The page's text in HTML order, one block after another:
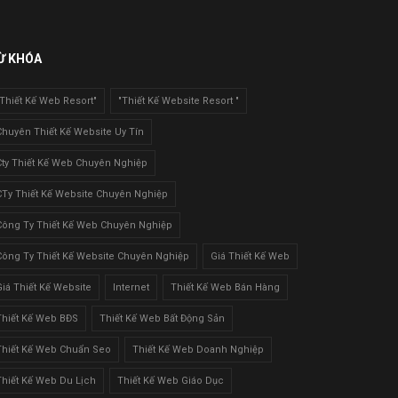
KHÓA
Kế Web Resort" "Thiết Kế Website Resort "
Thiết Kế Website Uy Tín
Thiết Kế Web Chuyên Nghiệp
Thiết Kế Website Chuyên Nghiệp
Ty Thiết Kế Web Chuyên Nghiệp
Ty Thiết Kế Website Chuyên Nghiệp Giá Thiết Kế Web
Thiết Kế Website Internet Thiết Kế Web Bán Hàng
Kế Web BĐS Thiết Kế Web Bất Động Sản
Kế Web Chuẩn Seo Thiết Kế Web Doanh Nghiệp
Kế Web Du Lịch Thiết Kế Web Giáo Dục